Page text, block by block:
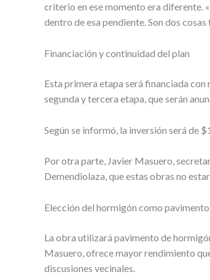
criterio en ese momento era diferente.
dentro de esa pendiente. Son dos
Financiación y continuidad del plan
Esta primera etapa será financiada
segunda y tercera etapa, que serán
Según se informó, la inversión será de
Por otra parte, Javier Masuero,
Demendiolaza, que estas obras no
Elección del hormigón como pavimento
La obra utilizará pavimento de
Masuero, ofrece mayor rendimiento
discusiones vecinales.